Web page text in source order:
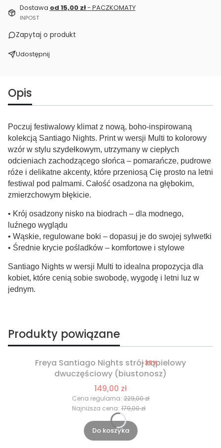
Dostawa od 15,00 zł- PACZKOMATY
INPOST
Zapytaj o produkt
Udostępnij
Opis
Poczuj festiwalowy klimat z nową, boho-inspirowaną
kolekcją Santiago Nights. Print w wersji Multi to kolorowy
wzór w stylu szydełkowym, utrzymany w ciepłych
odcieniach zachodzącego słońca – pomarańcze, pudrowe
róże i delikatne akcenty, które przeniosą Cię prosto na letni
festiwal pod palmami. Całość osadzona na głębokim,
zmierzchowym błękicie.
• Krój osadzony nisko na biodrach – dla modnego,
luźnego wyglądu
• Wąskie, regulowane boki – dopasuj je do swojej sylwetki
• Średnie krycie pośladków – komfortowe i stylowe
Santiago Nights w wersji Multi to idealna propozycja dla
kobiet, które cenią sobie swobodę, wygodę i letni luz w
jednym.
Produkty powiązane
OkazjaFreya Santiago Nights strój kąpielowy
dwuczęściowy (biustonosz)
149,00 zł
Cena regularna: 229,00 zł
-35%
Najniższa cena: 179,00 zł
Do koszyka